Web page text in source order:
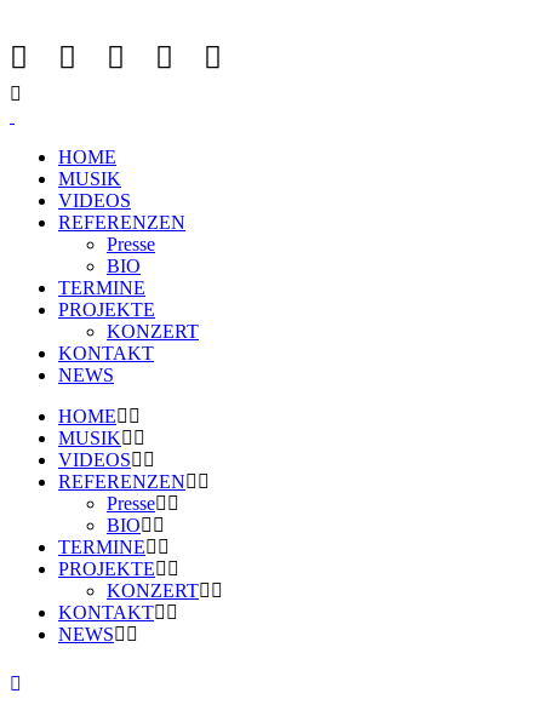
HOME
MUSIK
VIDEOS
REFERENZEN
Presse
BIO
TERMINE
PROJEKTE
KONZERT
KONTAKT
NEWS
HOME
MUSIK
VIDEOS
REFERENZEN
Presse
BIO
TERMINE
PROJEKTE
KONZERT
KONTAKT
NEWS